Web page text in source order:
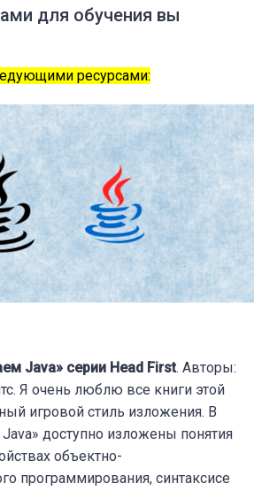
для обучения вы
ресурсами:
Java» серии Head First. Авторы:
Я очень люблю все книги этой
игровой стиль изложения. В
доступно изложены понятия
объектно-
программирования, синтаксисе